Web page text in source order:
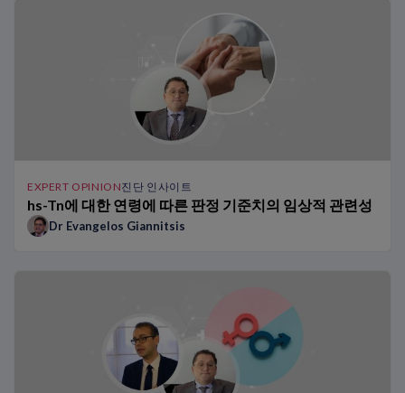
EXPERT OPINION진단 인사이트
hs-Tn에 대한 연령에 따른 판정 기준치의 임상적 관련성
Dr Evangelos Giannitsis